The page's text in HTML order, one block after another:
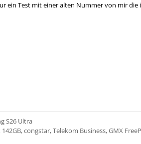
ein Test mit einer alten Nummer von mir
S26 Ultra
congstar, Telekom Business, GMX